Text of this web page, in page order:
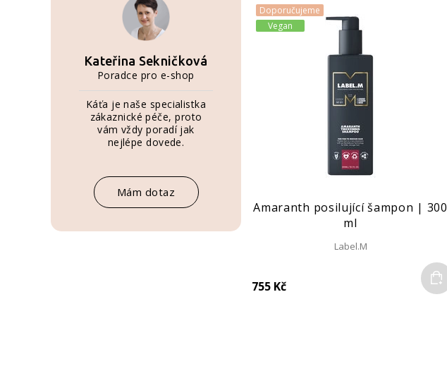
Kateřina Sekničková
Poradce pro e-shop
Káťa je naše specialistka
zákaznické péče, proto
vám vždy poradí jak
nejlépe dovede.
Mám dotaz
Doporučujeme
Vegan
Amaranth posilující šampon | 300
ml
Label.M
755 Kč